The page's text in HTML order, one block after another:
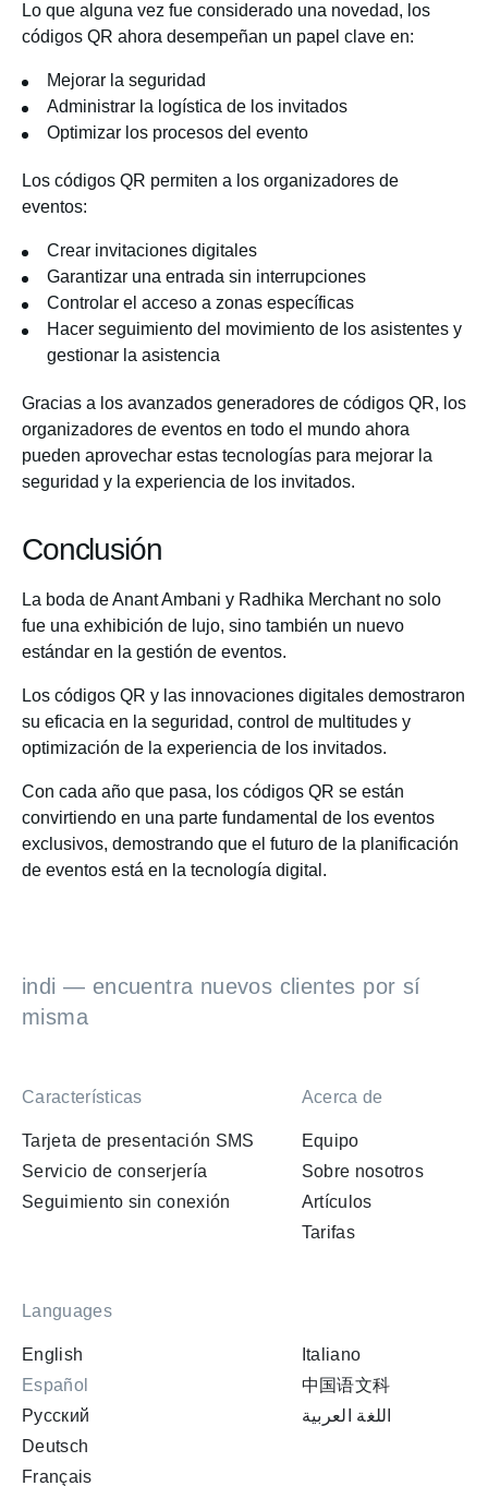
Lo que alguna vez fue considerado una novedad, los
códigos QR ahora desempeñan un papel clave en:
Mejorar la seguridad
Administrar la logística de los invitados
Optimizar los procesos del evento
Los códigos QR permiten a los organizadores de
eventos:
Crear invitaciones digitales
Garantizar una entrada sin interrupciones
Controlar el acceso a zonas específicas
Hacer seguimiento del movimiento de los asistentes y
gestionar la asistencia
Gracias a los avanzados generadores de códigos QR, los
organizadores de eventos en todo el mundo ahora
pueden aprovechar estas tecnologías para mejorar la
seguridad y la experiencia de los invitados.
Conclusión
La boda de Anant Ambani y Radhika Merchant no solo
fue una exhibición de lujo, sino también un nuevo
estándar en la gestión de eventos.
Los códigos QR y las innovaciones digitales demostraron
su eficacia en la seguridad, control de multitudes y
optimización de la experiencia de los invitados.
Con cada año que pasa, los códigos QR se están
convirtiendo en una parte fundamental de los eventos
exclusivos, demostrando que el futuro de la planificación
de eventos está en la tecnología digital.
indi — encuentra nuevos clientes por sí
misma
Características
Tarjeta de presentación SMS
Servicio de conserjería
Seguimiento sin conexión
Acerca de
Equipo
Sobre nosotros
Artículos
Tarifas
Languages
English
Español
Русский
Deutsch
Français
Italiano
中国语文科
اللغة العربية